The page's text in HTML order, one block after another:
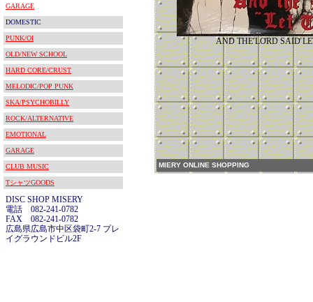
GARAGE
DOMESTIC
PUNK/OI
OLD/NEW SCHOOL
HARD CORE/CRUST
MELODIC/POP PUNK
SKA/PSYCHOBILLY
ROCK/ALTERNATIVE
EMOTIONAL
GARAGE
CLUB MUSIC
TシャツGOODS
DISC SHOP MISERY
電話 082-241-0782
FAX 082-241-0782
広島県広島市中区袋町2-7 プレ
イグラウンドビル2F
AND THE LORD SAID
MIERY ONLINE SHOPPING